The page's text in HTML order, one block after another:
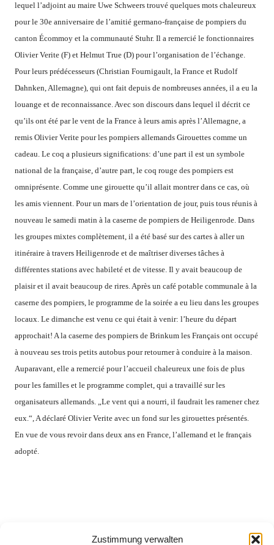
Zustimmung verwalten
lequel l’adjoint au maire Uwe Schweers trouvé quelques mots chaleureux
pour le 30e anniversaire de l’amitié germano-française de pompiers du
canton Écommoy et la communauté Stuhr. Il a remercié le fonctionnaires
Olivier Verite (F) et Helmut True (D) pour l’organisation de l’échange.
Pour leurs prédécesseurs (Christian Fournigault, la France et Rudolf
Dahnken,Allemagne), qui ont fait depuis de nombreuses années, il a eu la
louange et de reconnaissance.Avec son discours dans lequel il décrit ce
qu’ils ont été par le vent de la France à leurs amis après l’Allemagne, a
remis Olivier Verite pour les pompiers allemands Girouettes comme un
cadeau. Le coq a plusieurs significations: d’une part il est un symbole
national de la française, d’autre part, le coq rouge des pompiers est
omniprésente. Comme une girouette qu’il allait montrer dans ce cas, où
les amis viennent. Pour un mars de l’orientation de jour, puis tous réunis à
nouveau le samedi matin à la caserne de pompiers de Heiligenrode. Dans
les groupes mixtes complètement, il a été basé sur des cartes à aller un
itinéraire à travers Heiligenrode et de maîtriser diverses tâches à
différentes stations avec habileté et de vitesse. Il y avait beaucoup de
plaisir et il avait beaucoup de rires.Après un café potable communale à la
caserne des pompiers, le programme de la soirée a eu lieu dans les groupes
locaux. Le dimanche est venu ce qui était à venir: l’heure du départ
approchait! A la caserne des pompiers de Brinkum les Français ont occupé
à nouveau ses trois petits autobus pour retourner à conduire à la maison.
Auparavant, elle a remercié pour l’accueil chaleureux une fois de plus
pour les familles et le programme complet, qui a travaillé sur les
organisateurs allemands. „Le vent qui a nourri, il faudrait les ramener chez
eux.“, A déclaré OlivierVerite avec un fond sur les girouettes présentés.
En vue de vous revoir dans deux ans en France, l’allemand et le français
adopté.